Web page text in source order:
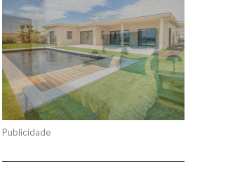
Publicidade